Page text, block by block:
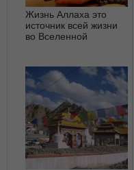
Жизнь Аллаха это
источник всей жизни
во Вселенной